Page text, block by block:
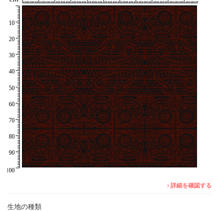
詳細を確認する
生地の種類